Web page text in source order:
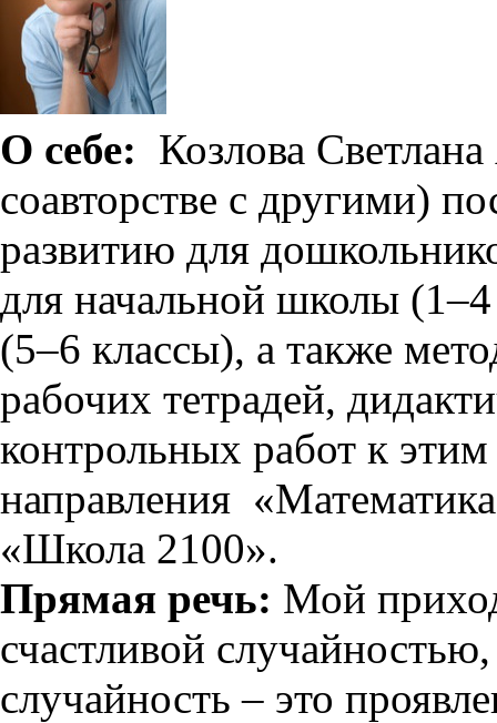
О себе: Козлова
соавторстве с другими)
развитию для
для начальной школы
(5–6 классы), а также
рабочих тетрадей,
контрольных работ к
направления
«Школа 2100».
Прямая речь: Мой
счастливой
случайность – это